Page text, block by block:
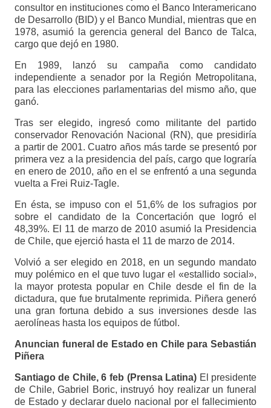
consultor en instituciones como el Banco Interamericano
de Desarrollo (BID) y el Banco Mundial, mientras que en
1978, asumió la gerencia general del Banco de Talca,
cargo que dejó en 1980.
En 1989, lanzó su campaña como candidato
independiente a senador por la Región Metropolitana,
para las elecciones parlamentarias del mismo año, que
ganó.
Tras ser elegido, ingresó como militante del partido
conservador Renovación Nacional (RN), que presidiría
a partir de 2001. Cuatro años más tarde se presentó por
primera vez a la presidencia del país, cargo que lograría
en enero de 2010, año en el se enfrentó a una segunda
vuelta a Frei Ruiz-Tagle.
En ésta, se impuso con el 51,6% de los sufragios por
sobre el candidato de la Concertación que logró el
48,39%. El 11 de marzo de 2010 asumió la Presidencia
de Chile, que ejerció hasta el 11 de marzo de 2014.
Volvió a ser elegido en 2018, en un segundo mandato
muy polémico en el que tuvo lugar el «estallido social»,
la mayor protesta popular en Chile desde el fin de la
dictadura, que fue brutalmente reprimida. Piñera generó
una gran fortuna debido a sus inversiones desde las
aerolíneas hasta los equipos de fútbol.
Anuncian funeral de Estado en Chile para Sebastián
Piñera
Santiago de Chile, 6 feb (Prensa Latina) El presidente
de Chile, Gabriel Boric, instruyó hoy realizar un funeral
de Estado y declarar duelo nacional por el fallecimiento